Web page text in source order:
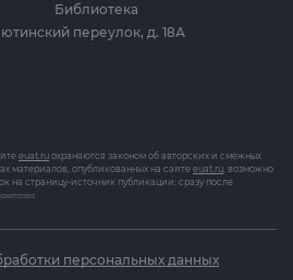
Библиотека
переулок, д. 18А
euat.ru охраняются законом об авторских и смежных
материалов, опубликованных на сайте euat.ru, возможно
на страницу-источник публикации: сразу после
персональных данных